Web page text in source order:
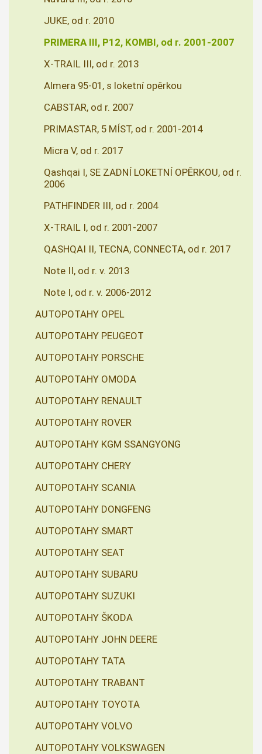
JUKE, od r. 2010
PRIMERA III, P12, KOMBI, od r. 2001-2007
X-TRAIL III, od r. 2013
Almera 95-01, s loketní opěrkou
CABSTAR, od r. 2007
PRIMASTAR, 5 MÍST, od r. 2001-2014
Micra V, od r. 2017
Qashqai I, SE ZADNÍ LOKETNÍ OPĚRKOU, od r.
2006
PATHFINDER III, od r. 2004
X-TRAIL I, od r. 2001-2007
QASHQAI II, TECNA, CONNECTA, od r. 2017
Note II, od r. v. 2013
Note I, od r. v. 2006-2012
AUTOPOTAHY OPEL
AUTOPOTAHY PEUGEOT
AUTOPOTAHY PORSCHE
AUTOPOTAHY OMODA
AUTOPOTAHY RENAULT
AUTOPOTAHY ROVER
AUTOPOTAHY KGM SSANGYONG
AUTOPOTAHY CHERY
AUTOPOTAHY SCANIA
AUTOPOTAHY DONGFENG
AUTOPOTAHY SMART
AUTOPOTAHY SEAT
AUTOPOTAHY SUBARU
AUTOPOTAHY SUZUKI
AUTOPOTAHY ŠKODA
AUTOPOTAHY JOHN DEERE
AUTOPOTAHY TATA
AUTOPOTAHY TRABANT
AUTOPOTAHY TOYOTA
AUTOPOTAHY VOLVO
AUTOPOTAHY VOLKSWAGEN